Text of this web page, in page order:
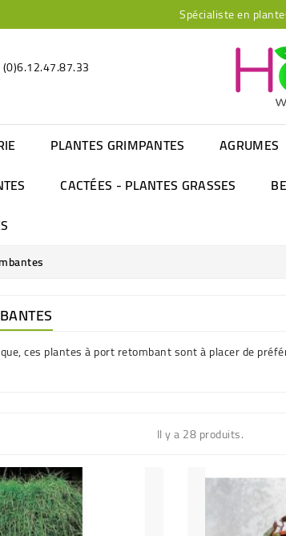
Spécialiste en
PLANTES GRIMPANTES AGRUMES
CACTÉES - PLANTES GRASSES
ces plantes à port retombant sont à placer de
Il y a 28 produits.